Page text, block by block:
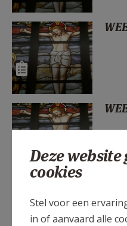
AANMELDEN OF
Deze
cookies
Stel voor een
in of aanvaard alle